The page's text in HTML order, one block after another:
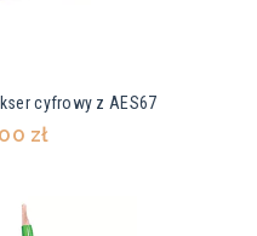
cyfrowy z AES67
zł